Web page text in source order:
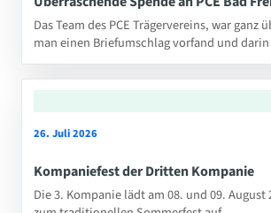
Das Team des PCE Trägervereins, war ganz
man einen Briefumschlag vorfand und
26. Juli 2026
Kompaniefest der Dritten Kompanie
Die 3. Kompanie lädt am 08. und 09. August